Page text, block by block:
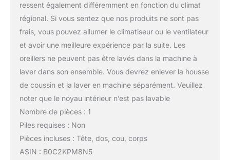
ressent également différemment en fonction du climat
régional. Si vous sentez que nos produits ne sont pas
frais, vous pouvez allumer le climatiseur ou le ventilateur
et avoir une meilleure expérience par la suite. Les
oreillers ne peuvent pas être lavés dans la machine à
laver dans son ensemble. Vous devrez enlever la housse
de coussin et la laver en machine séparément. Veuillez
noter que le noyau intérieur n’est pas lavable
Nombre de pièces : 1
Piles requises : Non
Pièces incluses : Tête, dos, cou, corps
ASIN : B0C2KPM8N5